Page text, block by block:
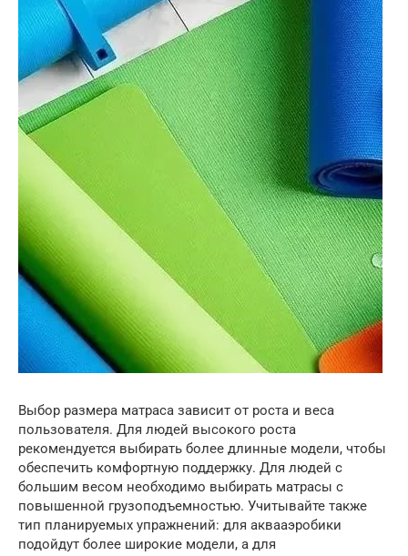
Выбор размера матраса зависит от роста и веса
пользователя. Для людей высокого роста
рекомендуется выбирать более длинные модели, чтобы
обеспечить комфортную поддержку. Для людей с
большим весом необходимо выбирать матрасы с
повышенной грузоподъемностью. Учитывайте также
тип планируемых упражнений: для аквааэробики
подойдут более широкие модели, а для